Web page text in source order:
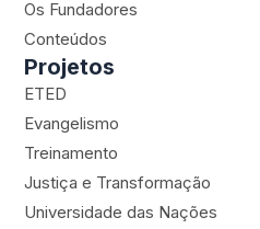
Os Fundadores
Conteúdos
Projetos
ETED
Evangelismo
Treinamento
Justiça e Transformação
Universidade das Nações